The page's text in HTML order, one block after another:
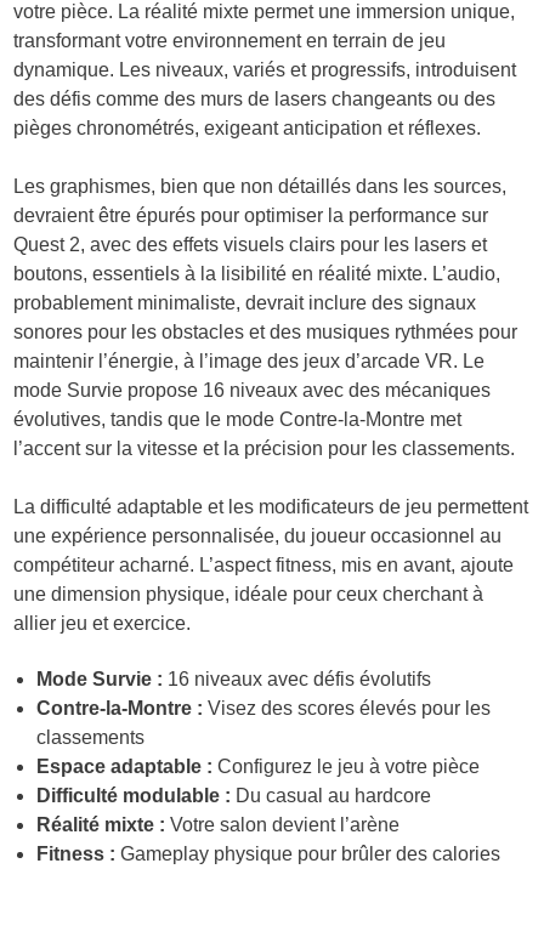
votre pièce. La réalité mixte permet une immersion unique,
transformant votre environnement en terrain de jeu
dynamique. Les niveaux, variés et progressifs, introduisent
des défis comme des murs de lasers changeants ou des
pièges chronométrés, exigeant anticipation et réflexes.
Les graphismes, bien que non détaillés dans les sources,
devraient être épurés pour optimiser la performance sur
Quest 2, avec des effets visuels clairs pour les lasers et
boutons, essentiels à la lisibilité en réalité mixte. L’audio,
probablement minimaliste, devrait inclure des signaux
sonores pour les obstacles et des musiques rythmées pour
maintenir l’énergie, à l’image des jeux d’arcade VR. Le
mode Survie propose 16 niveaux avec des mécaniques
évolutives, tandis que le mode Contre-la-Montre met
l’accent sur la vitesse et la précision pour les classements.
La difficulté adaptable et les modificateurs de jeu permettent
une expérience personnalisée, du joueur occasionnel au
compétiteur acharné. L’aspect fitness, mis en avant, ajoute
une dimension physique, idéale pour ceux cherchant à
allier jeu et exercice.
Mode Survie : 16 niveaux avec défis évolutifs
Contre-la-Montre : Visez des scores élevés pour les
classements
Espace adaptable : Configurez le jeu à votre pièce
Difficulté modulable : Du casual au hardcore
Réalité mixte : Votre salon devient l’arène
Fitness : Gameplay physique pour brûler des calories